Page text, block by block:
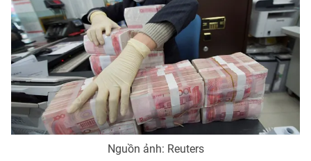
Góc doanh nghiệp
Truyền hình
Phim VTV
Hậu trường
Nhân vật
Khán giả
Giải trí
Điện ảnh
Âm nhạc
Sao
Đời sống
Du lịch
Giáo dục
Nguồn ảnh: Reuters